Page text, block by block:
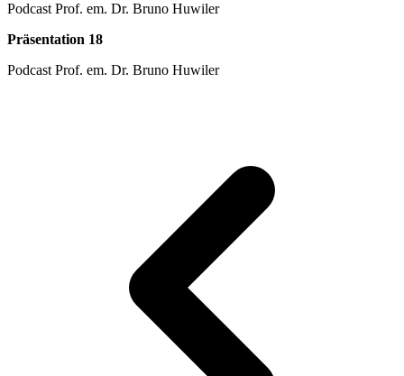
Podcast Prof. em. Dr. Bruno Huwiler
Präsentation 18
Podcast Prof. em. Dr. Bruno Huwiler